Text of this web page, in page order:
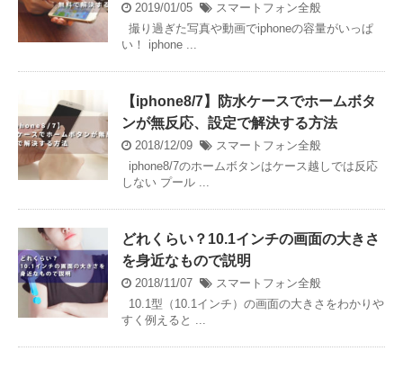
2019/01/05
スマートフォン全般
撮り過ぎた写真や動画でiphoneの容量がいっぱ
い！ iphone ...
【iphone8/7】防水ケースでホームボタ
ンが無反応、設定で解決する方法
2018/12/09
スマートフォン全般
iphone8/7のホームボタンはケース越しでは反応
しない プール ...
どれくらい？10.1インチの画面の大きさ
を身近なもので説明
2018/11/07
スマートフォン全般
10.1型（10.1インチ）の画面の大きさをわかりや
すく例えると ...